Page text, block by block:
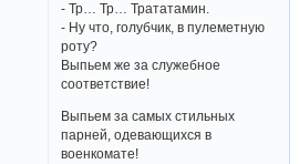
- Тр… Тр… Трататамин.
- Ну что, голубчик, в пулеметную
роту?
Выпьем же за служебное
соответствие!
Выпьем за самых стильных
парней, одевающихся в
военкомате!